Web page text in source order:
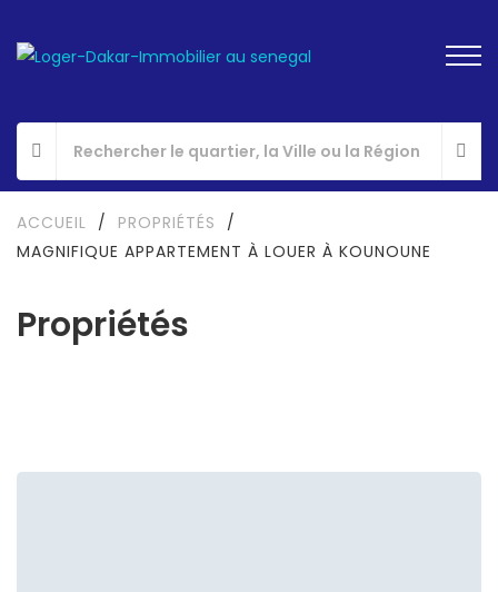
Propriétés
ACCUEIL / PROPRIÉTÉS
/
MAGNIFIQUE APPARTEMENT À LOUER À KOUNOUNE